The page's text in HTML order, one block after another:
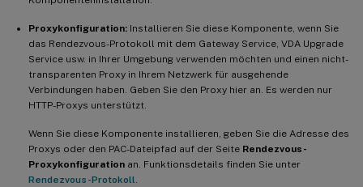
Proxykonfiguration: Installieren Sie diese Komponente, wenn Sie
das Rendezvous-Protokoll mit dem Gateway Service, VDA Upgrade
Service usw. in Ihrer Umgebung verwenden möchten und einen nicht-
transparenten Proxy in Ihrem Netzwerk für ausgehende
Verbindungen haben. Geben Sie den Proxy hier an. Es werden nur
HTTP-Proxys unterstützt.
Wenn Sie diese Komponente installieren, geben Sie die Adresse des
Proxys oder den PAC-Dateipfad auf der Seite Rendezvous-
Proxykonfiguration an. Funktionsdetails finden Sie unter
Rendezvous-Protokoll.